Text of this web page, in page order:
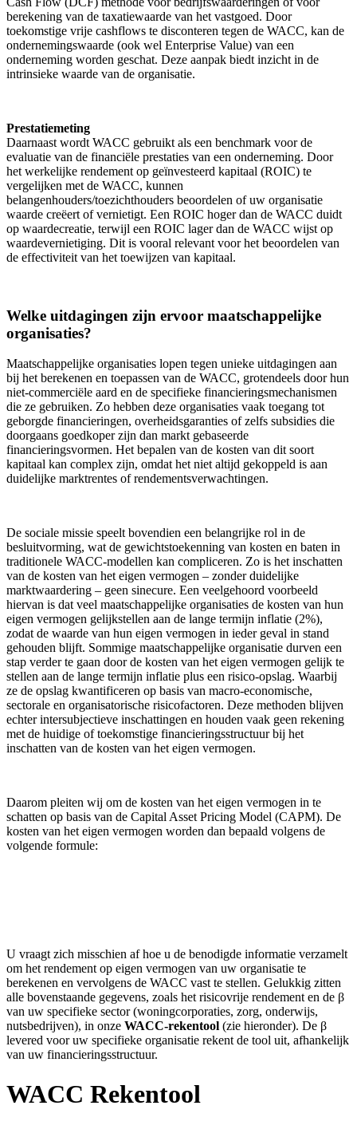
berekening van de taxatiewaarde van het vastgoed. Door
toekomstige vrije cashflows te disconteren tegen de WACC, kan de
ondernemingswaarde (ook wel Enterprise Value) van een
onderneming worden geschat. Deze aanpak biedt inzicht in de
intrinsieke waarde van de organisatie.
Prestatiemeting
Daarnaast wordt WACC gebruikt als een benchmark voor de
evaluatie van de financiële prestaties van een onderneming. Door
het werkelijke rendement op geïnvesteerd kapitaal (ROIC) te
vergelijken met de WACC, kunnen
belangenhouders/toezichthouders beoordelen of uw organisatie
waarde creëert of vernietigt. Een ROIC hoger dan de WACC duidt
op waardecreatie, terwijl een ROIC lager dan de WACC wijst op
waardevernietiging. Dit is vooral relevant voor het beoordelen van
de effectiviteit van het toewijzen van kapitaal.
Welke uitdagingen zijn ervoor maatschappelijke
organisaties?
Maatschappelijke organisaties lopen tegen unieke uitdagingen aan
bij het berekenen en toepassen van de WACC, grotendeels door hun
niet-commerciële aard en de specifieke financieringsmechanismen
die ze gebruiken. Zo hebben deze organisaties vaak toegang tot
geborgde financieringen, overheidsgaranties of zelfs subsidies die
doorgaans goedkoper zijn dan markt gebaseerde
financieringsvormen. Het bepalen van de kosten van dit soort
kapitaal kan complex zijn, omdat het niet altijd gekoppeld is aan
duidelijke marktrentes of rendementsverwachtingen.
De sociale missie speelt bovendien een belangrijke rol in de
besluitvorming, wat de gewichtstoekenning van kosten en baten in
traditionele WACC-modellen kan compliceren. Zo is het inschatten
van de kosten van het eigen vermogen – zonder duidelijke
marktwaardering – geen sinecure. Een veelgehoord voorbeeld
hiervan is dat veel maatschappelijke organisaties de kosten van hun
eigen vermogen gelijkstellen aan de lange termijn inflatie (2%),
zodat de waarde van hun eigen vermogen in ieder geval in stand
gehouden blijft. Sommige maatschappelijke organisatie durven een
stap verder te gaan door de kosten van het eigen vermogen gelijk te
stellen aan de lange termijn inflatie plus een risico-opslag. Waarbij
ze de opslag kwantificeren op basis van macro-economische,
sectorale en organisatorische risicofactoren. Deze methoden blijven
echter intersubjectieve inschattingen en houden vaak geen rekening
met de huidige of toekomstige financieringsstructuur bij het
inschatten van de kosten van het eigen vermogen.
Daarom pleiten wij om de kosten van het eigen vermogen in te
schatten op basis van de Capital Asset Pricing Model (CAPM). De
kosten van het eigen vermogen worden dan bepaald volgens de
volgende formule:
U vraagt zich misschien af hoe u de benodigde informatie verzamelt
om het rendement op eigen vermogen van uw organisatie te
berekenen en vervolgens de WACC vast te stellen. Gelukkig zitten
alle bovenstaande gegevens, zoals het risicovrije rendement en de β
van uw specifieke sector (woningcorporaties, zorg, onderwijs,
nutsbedrijven), in onze WACC-rekentool (zie hieronder). De β
levered voor uw specifieke organisatie rekent de tool uit, afhankelijk
van uw financieringsstructuur.
WACC Rekentool